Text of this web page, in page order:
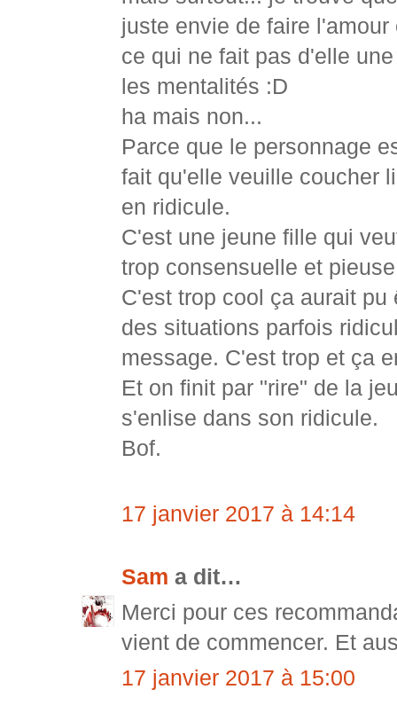
juste envie de faire
ce qui ne fait pas d'elle
les mentalités :D
ha mais non...
Parce que le personnage
fait qu'elle veuille coucher
en ridicule.
C'est une jeune fille qui
trop consensuelle et
C'est trop cool ça aurait
des situations parfois
message. C'est trop et ça
Et on finit par "rire" de la
s'enlise dans son ridicule.
Bof.
17 janvier 2017 à 14:14
Sam a dit…
Merci pour ces
vient de commencer. Et
17 janvier 2017 à 15:00